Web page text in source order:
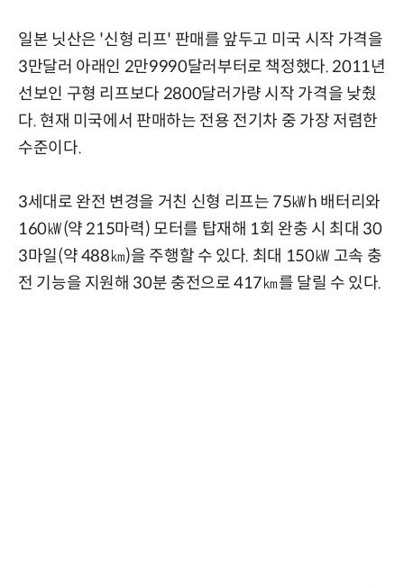
일본 닛산은 '신형 리프' 판매를 앞두고 미국 시작 가격을
3만달러 아래인 2만9990달러부터로 책정했다. 2011년
선보인 구형 리프보다 2800달러가량 시작 가격을 낮췄
다. 현재 미국에서 판매하는 전용 전기차 중 가장 저렴한
수준이다.
3세대로 완전 변경을 거친 신형 리프는 75㎾h 배터리와
160㎾(약 215마력) 모터를 탑재해 1회 완충 시 최대 30
3마일(약 488㎞)을 주행할 수 있다. 최대 150㎾ 고속 충
전 기능을 지원해 30분 충전으로 417㎞를 달릴 수 있다.